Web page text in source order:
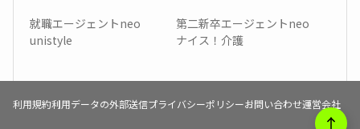
就職エージェントneo
第二新卒エージェントneo
unistyle
ナイス！介護
利用規約利用データの外部送信プライバシーポリシーお問い合わせ運営会社